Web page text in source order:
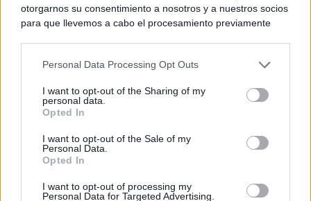
otorgarnos su consentimiento a nosotros y a nuestros socios
para que llevemos a cabo el procesamiento previamente
negar su consentimiento. Tenga en cuenta que algún
de su consentimiento, pero usted tiene el derecho de
rechazar tal procesamiento. Sus preferencias se aplicarán
cualquier momento entrando de nuevo en este sitio web o
visitando nuestra política de privacidad.
Personal Data Processing Opt Outs
I want to opt-out of the Sharing of my
personal data.
Opted In
I want to opt-out of the Sale of my
Personal Data.
Opted In
I want to opt-out of processing my
Personal Data for Targeted Advertising.